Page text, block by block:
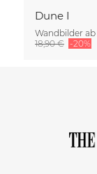
Dune I
Wandbilder ab
18,90 € -20%